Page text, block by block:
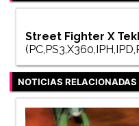
Street Fighter X
NOTICIAS RELACIONADAS